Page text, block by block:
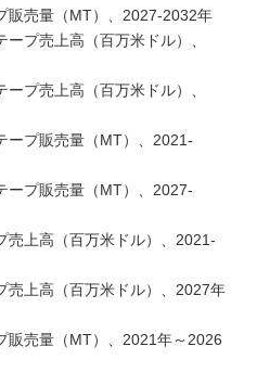
販売量（MT）、2027-2032年
プ売上高（百万米ドル）、
プ売上高（百万米ドル）、
ープ販売量（MT）、2021-
ープ販売量（MT）、2027-
売上高（百万米ドル）、2021-
売上高（百万米ドル）、2027年
販売量（MT）、2021年～2026